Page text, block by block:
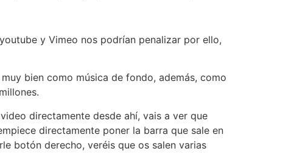
y Vimeo nos podrían penalizar por ello,
bien como música de fondo, además, como
directamente desde ahí, vais a ver que
directamente poner la barra que sale en
botón derecho, veréis que os salen varias